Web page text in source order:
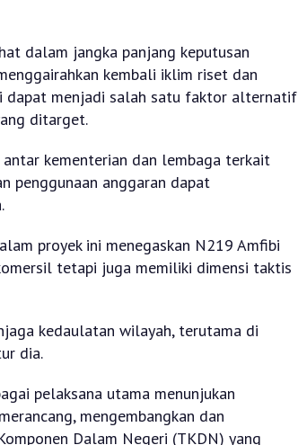
dalam jangka panjang keputusan
kembali iklim riset dan
dapat menjadi salah satu faktor alternatif
ditarget.
kementerian dan lembaga terkait
penggunaan anggaran dapat
proyek ini menegaskan N219 Amfibi
tetapi juga memiliki dimensi taktis
kedaulatan wilayah, terutama di
dia.
pelaksana utama menunjukan
mengembangkan dan
Dalam Negeri (TKDN) yang